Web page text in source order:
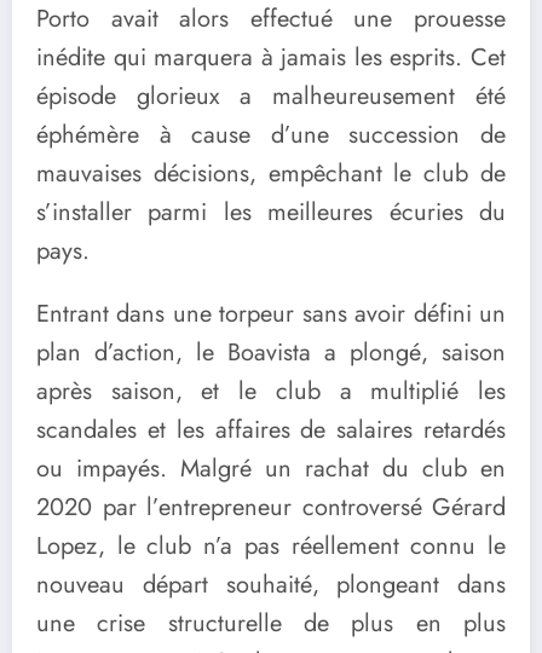
Porto avait alors effectué une prouesse
inédite qui marquera à jamais les esprits. Cet
épisode glorieux a malheureusement été
éphémère à cause d’une succession de
mauvaises décisions, empêchant le club de
s’installer parmi les meilleures écuries du
pays.
Entrant dans une torpeur sans avoir défini un
plan d’action, le Boavista a plongé, saison
après saison, et le club a multiplié les
scandales et les affaires de salaires retardés
ou impayés. Malgré un rachat du club en
2020 par l’entrepreneur controversé Gérard
Lopez, le club n’a pas réellement connu le
nouveau départ souhaité, plongeant dans
une crise structurelle de plus en plus